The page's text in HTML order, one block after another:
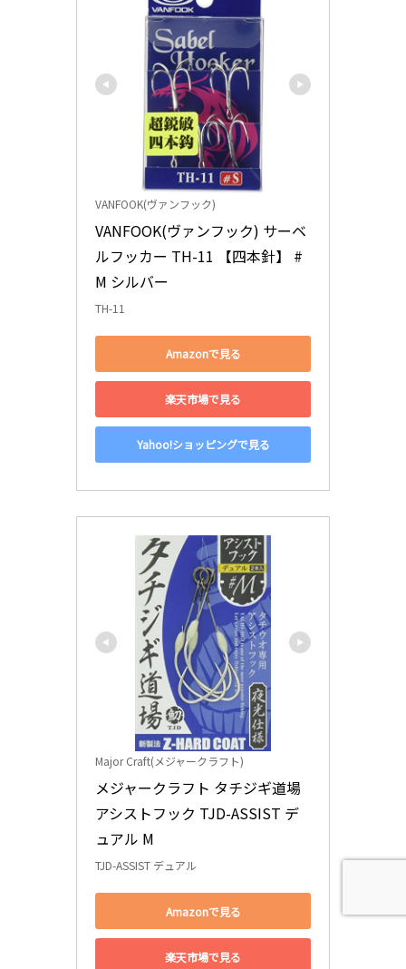
VANFOOK(ヴァンフック)
VANFOOK(ヴァンフック) サーベ
ルフッカー TH-11 【四本針】 #
M シルバー
TH-11
Amazonで見る
楽天市場で見る
Yahoo!ショッピングで見る
Major Craft(メジャークラフト)
メジャークラフト タチジギ道場
アシストフック TJD-ASSIST デ
ュアル M
TJD-ASSIST デュアル
Amazonで見る
楽天市場で見る